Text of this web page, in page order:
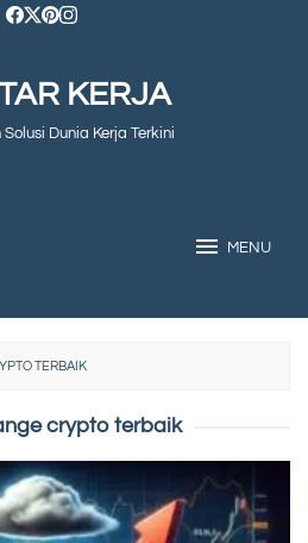
KERJA
Dunia Kerja Terkini
MENU
TERBAIK
crypto terbaik